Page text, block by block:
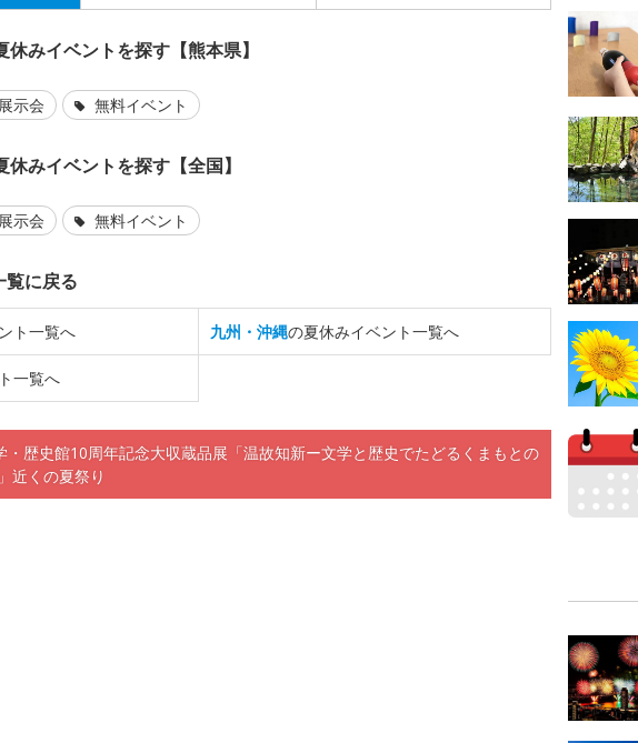
みイベントを探す【熊本県】
示会 無料イベント
みイベントを探す【全国】
示会 無料イベント
覧に戻る
ト一覧へ 九州・沖縄の夏休みイベント一覧へ
一覧へ
・歴史館10周年記念大収蔵品展「温故知新ー文学と歴史でたどるくまもとの
近くの夏祭り